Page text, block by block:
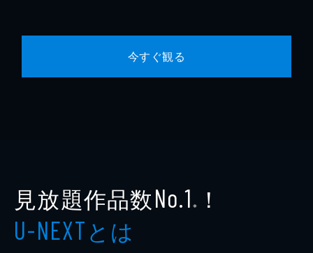
今すぐ観る
見放題作品数No.1 ※ ！
U-NEXTとは